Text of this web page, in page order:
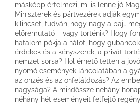
másképp értelmezi, mi is lenne jó
Miniszterek és pártvezérek adják
kilincset, tudván, hogy nagy a baj…
előremutató – vagy történik? Hogy
hatalom pókja a hálót, hogy
érdekek és a kényszerek, a privát
nemzet sorsa? Hol érhető tetten a
nyomó események láncolatában a
az önzés és az önfeláldozás? Az
nagysága? A mindössze néhány
néhány hét eseményeit felfejtő